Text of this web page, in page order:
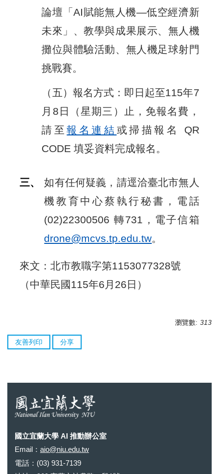
論壇「AI賦能無人機—低空經濟新
未來」、教學與成果展示、無人機
攤位與體驗活動、無人機足球射門
挑戰賽。
（五）報名方式：即日起至115年7
月8日（星期三）止，免報名費，
請至報名連結 或掃描報名 QR
CODE 填妥資料完成報名。
三、
如有任何疑義，請逕洽臺北市無人
機教育中心蔡執行秘書，電話
(02)22300506 轉731，電子信箱
drone@mcvs.tp.edu.tw。
來文：北市教職字第1153077328號
（中華民國115年6月26日）
瀏覽數: 313
友善列印 分享
國立宜蘭大學 AI 推動辦公室
Email： aio@niu.edu.tw
電話：(03) 931-7139